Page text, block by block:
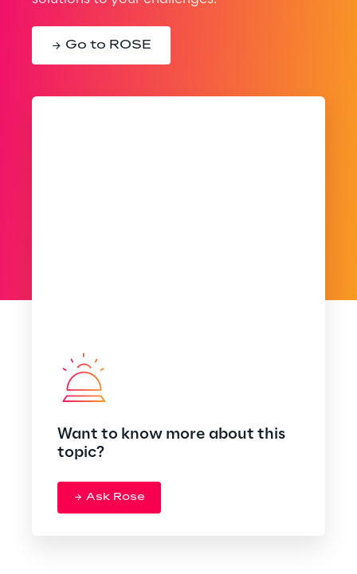
Go to ROSE
Want to know more about this
topic?
Ask Rose